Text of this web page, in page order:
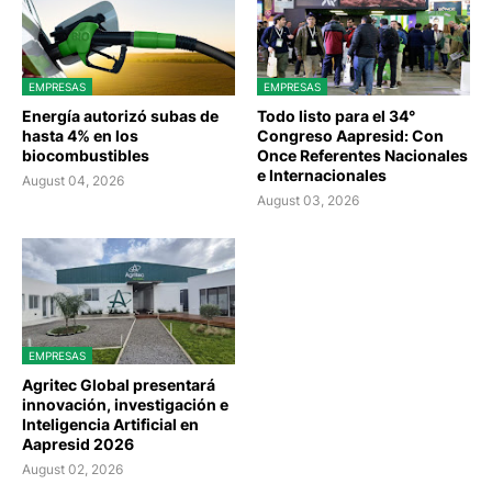
EMPRESAS
Energía autorizó subas de
hasta 4% en los
biocombustibles
August 04, 2026
EMPRESAS
Todo listo para el 34°
Congreso Aapresid: Con
Once Referentes Nacionales
e Internacionales
August 03, 2026
EMPRESAS
Agritec Global presentará
innovación, investigación e
Inteligencia Artificial en
Aapresid 2026
August 02, 2026